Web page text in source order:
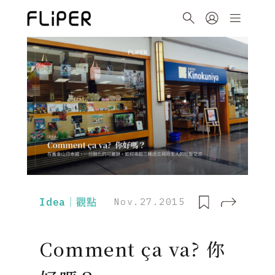
Idea｜觀點 Nov.27.2015
Comment ça va? 你